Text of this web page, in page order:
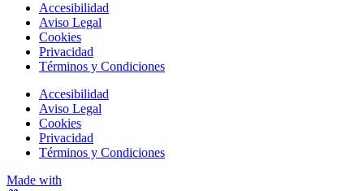
Accesibilidad
Aviso Legal
Cookies
Privacidad
Términos y Condiciones
Accesibilidad
Aviso Legal
Cookies
Privacidad
Términos y Condiciones
Made with